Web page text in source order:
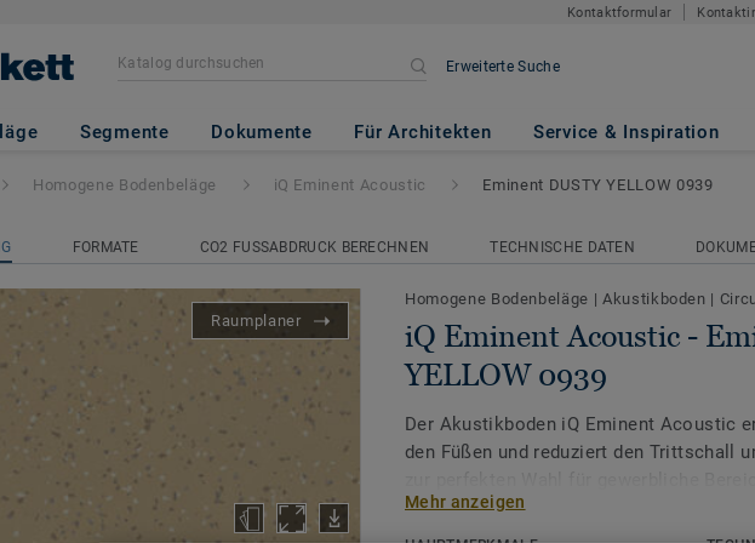
Kontaktformular
Erweiterte Suche
Segmente Dokumente Für Architekten Service & Inspiration
Acoustic - Eminent DUSTY
Homogene Bodenbeläge iQ Eminent Acoustic Eminent DUSTY YELLOW 0939
FORMATE CO2 FUSSABDRUCK BERECHNEN TECHNISCHE DATEN
Raumplaner
Homogene Bodenbeläge | Akustikboden |
iQ Eminent Acoustic -
YELLOW 0939
Der Akustikboden iQ Eminent Acoustic
den Füßen und reduziert den Trittschall
Geräuschreduzierung erforderlich ist.
Mehr anzeigen